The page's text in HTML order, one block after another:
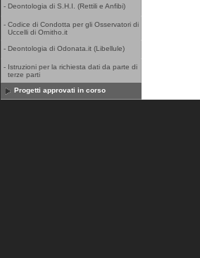
- Deontologia di S.H.I. (Rettili e Anfibi)
- Codice di Condotta per gli Osservatori di
Uccelli di Ornitho.it
- Deontologia di Odonata.it (Libellule)
- Istruzioni per la richiesta dati da parte di
terze parti
Progetti approvati in corso